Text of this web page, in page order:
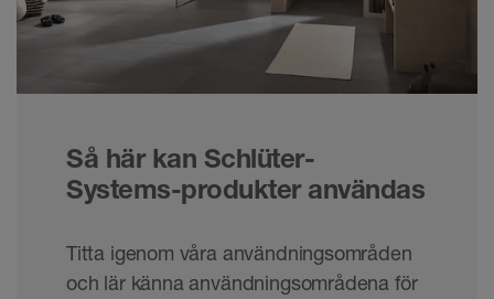
Så här kan Schlüter-
Systems-produkter användas
Titta igenom våra användningsområden
och lär känna användningsområdena för